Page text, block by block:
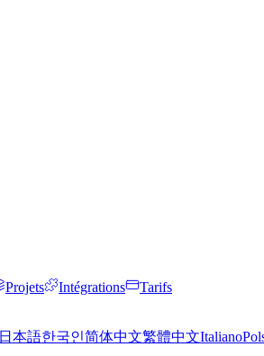
Projets Intégrations Tarifs
日本語한국인简体中文繁體中文Italiano